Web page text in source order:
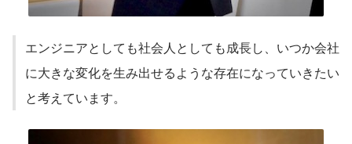
エンジニアとしても社会人としても成長し、いつか会社
に大きな変化を生み出せるような存在になっていきたい
と考えています。